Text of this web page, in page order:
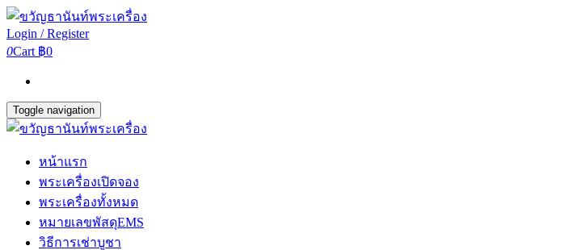
Login / Register
0Cart ฿0
Toggle navigation
หน้าแรก
พระเครื่องเปิดจอง
พระเครื่องทั้งหมด
หมายเลขพัสดุEMS
วิธีการเช่าบูชา